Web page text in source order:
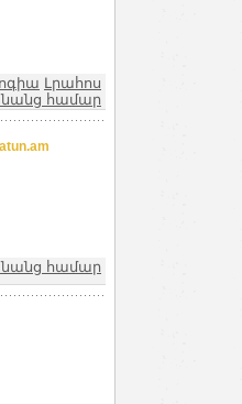
Լրահոս
համար
համար